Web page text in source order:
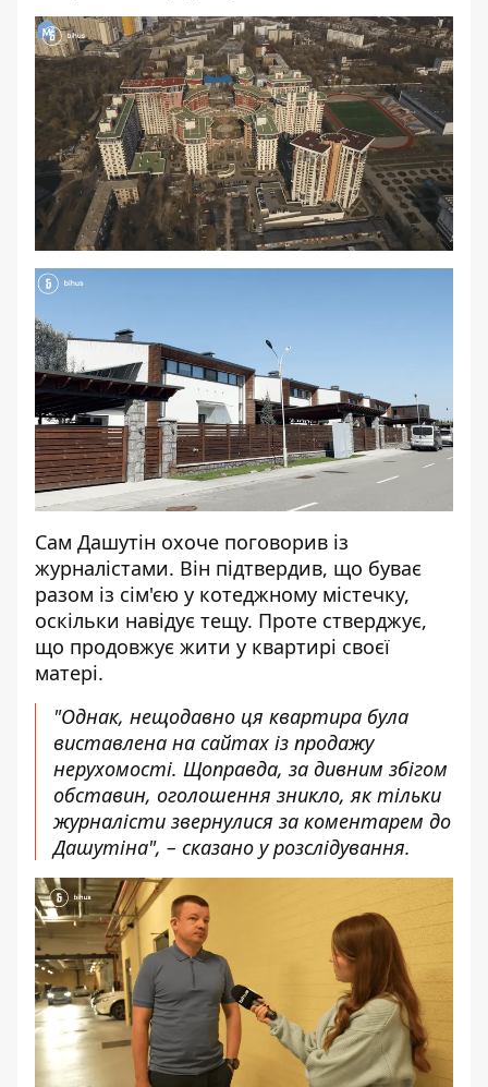
Сам Дашутін охоче поговорив із
журналістами. Він підтвердив, що буває
разом із сім'єю у котеджному містечку,
оскільки навідує тещу. Проте стверджує,
що продовжує жити у квартирі своєї
матері.
"Однак, нещодавно ця квартира була
виставлена на сайтах із продажу
нерухомості. Щоправда, за дивним збігом
обставин, оголошення зникло, як тільки
журналісти звернулися за коментарем до
Дашутіна", – сказано у розслідування.